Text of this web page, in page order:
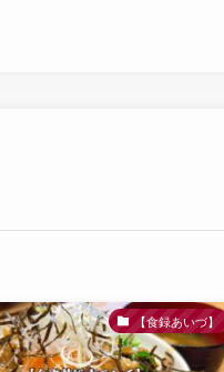
【食録あいづ】